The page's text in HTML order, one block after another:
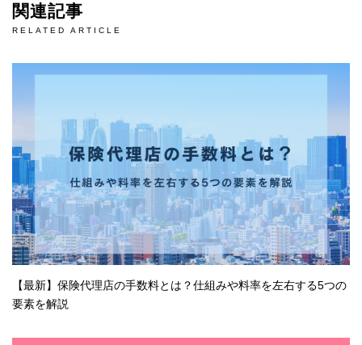
関連記事
RELATED ARTICLE
【最新】保険代理店の手数料とは？仕組みや料率を左右する5つの
要素を解説